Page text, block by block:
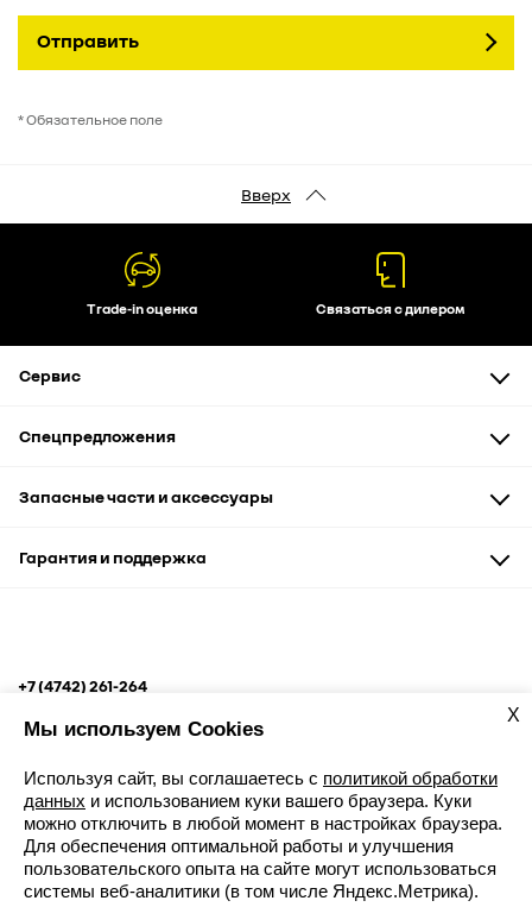
Отправить
* Обязательное поле
Вверх
Trade-in оценка Связаться с дилером
Сервис
Диагностика и ремонт
Услуги сервиса
Спецпредложения
Запчасти и аксессуары
Рассрочка
Запасные части и аксессуары
Аксессуары и сувениры
Гарантия и поддержка
+7 (4742) 261-264
Записаться к дилеру
Карта сайта
X
Мы используем Cookies
Используя сайт, вы соглашаетесь с политикой обработки
данных и использованием куки вашего браузера. Куки
можно отключить в любой момент в настройках браузера.
Для обеспечения оптимальной работы и улучшения
пользовательского опыта на сайте могут использоваться
системы веб-аналитики (в том числе Яндекс.Метрика).